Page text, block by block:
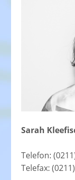
Sarah
Telefon:
Telefax: